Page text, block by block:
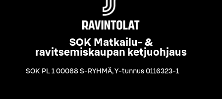
SOK Matkailu- &
ravitsemiskaupan ketjuohjaus
SOK PL 1 00088 S-RYHMÄ,Y-tunnus 0116323-1